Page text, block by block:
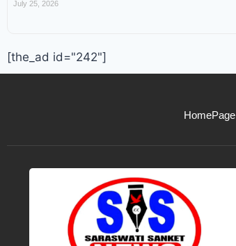
July 25, 2026
[the_ad id="242"]
HomePage